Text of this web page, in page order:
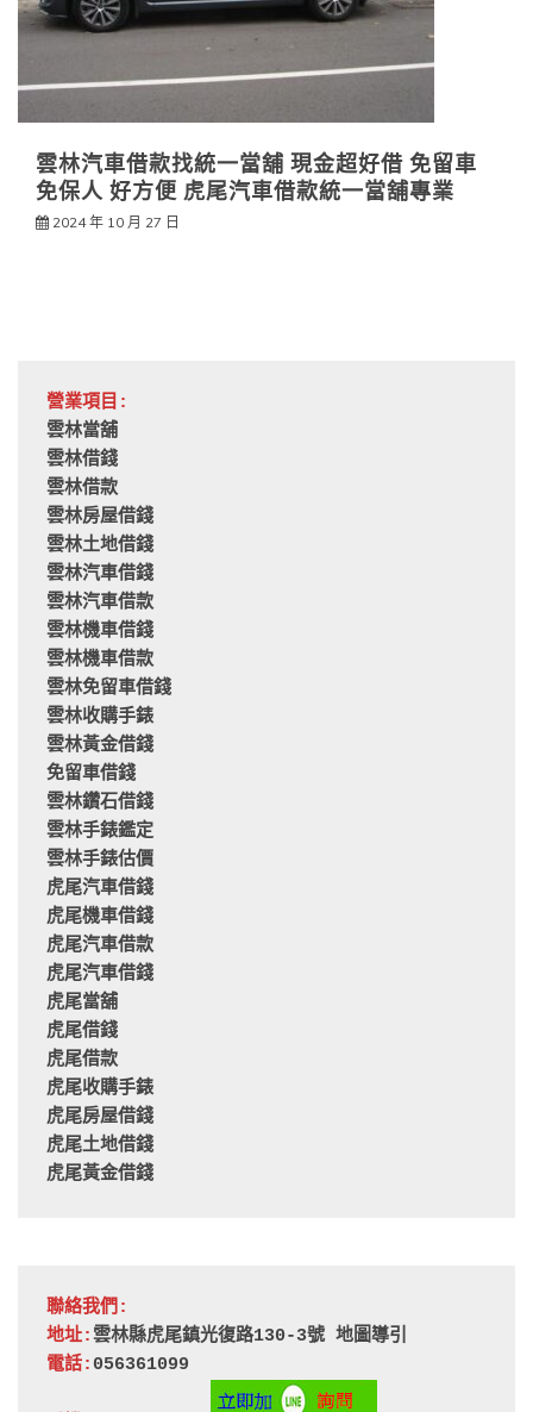
雲林汽車借款找統一當舖 現金超好借 免留車
免保人 好方便 虎尾汽車借款統一當舖專業
2024 年 10 月 27 日
營業項目:
雲林當舖
雲林借錢
雲林借款
雲林房屋借錢
雲林土地借錢
雲林汽車借錢
雲林汽車借款
雲林機車借錢
雲林機車借款
雲林免留車借錢
雲林收購手錶
雲林黃金借錢
免留車借錢
雲林鑽石借錢
雲林手錶鑑定
雲林手錶估價
虎尾汽車借錢
虎尾機車借錢
虎尾汽車借款
虎尾汽車借錢
虎尾當舖
虎尾借錢
虎尾借款
虎尾收購手錶
虎尾房屋借錢
虎尾土地借錢
虎尾黃金借錢
聯絡我們:
地址:雲林縣虎尾鎮光復路130-3號 地圖導引
電話: 056361099